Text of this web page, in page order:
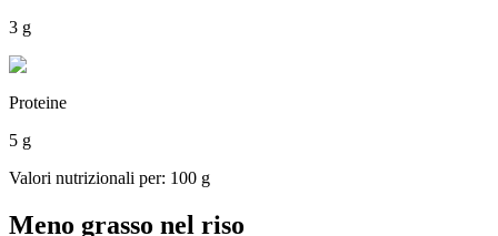
3 g
Proteine
5 g
Valori nutrizionali per: 100 g
Meno grasso nel riso